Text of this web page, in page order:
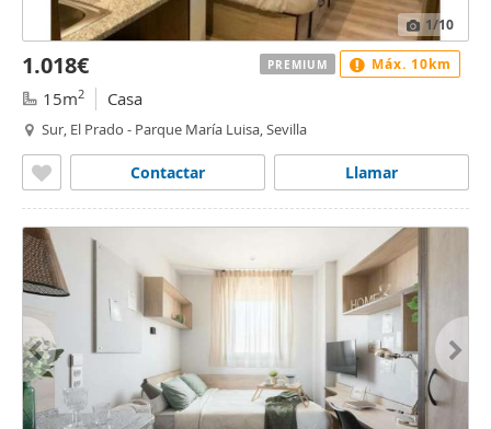
1/10
1.018€
15m2 Casa
Sur, El Prado - Parque María Luisa, Sevilla
Llamar
Contactar
PREMIUM Máx. 10km